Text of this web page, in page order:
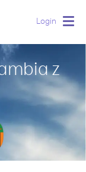
Login
z